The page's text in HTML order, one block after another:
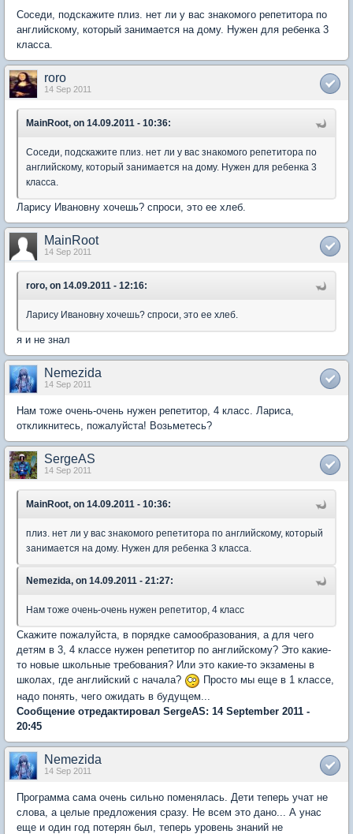
Соседи, подскажите плиз. нет ли у вас знакомого репетитора по
английскому, который занимается на дому. Нужен для ребенка 3
класса.
roro
14 Sep 2011
MainRoot, on 14.09.2011 - 10:36:
Соседи, подскажите плиз. нет ли у вас знакомого репетитора по
английскому, который занимается на дому. Нужен для ребенка 3
класса.
Ларису Ивановну хочешь? спроси, это ее хлеб.
MainRoot
14 Sep 2011
roro, on 14.09.2011 - 12:16:
Ларису Ивановну хочешь? спроси, это ее хлеб.
я и не знал
Nemezida
14 Sep 2011
Нам тоже очень-очень нужен репетитор, 4 класс. Лариса,
откликнитесь, пожалуйста! Возьметесь?
SergeAS
14 Sep 2011
MainRoot, on 14.09.2011 - 10:36:
плиз. нет ли у вас знакомого репетитора по английскому, который
занимается на дому. Нужен для ребенка 3 класса.
Nemezida, on 14.09.2011 - 21:27:
Нам тоже очень-очень нужен репетитор, 4 класс
Скажите пожалуйста, в порядке самообразования, а для чего
детям в 3, 4 классе нужен репетитор по английскому? Это какие-
то новые школьные требования? Или это какие-то экзамены в
школах, где английский с начала?
Просто мы еще в 1 классе,
надо понять, чего ожидать в будущем...
Сообщение отредактировал SergeAS: 14 September 2011 -
20:45
Nemezida
14 Sep 2011
Программа сама очень сильно поменялась. Дети теперь учат не
слова, а целые предложения сразу. Не всем это дано... А унас
еще и один год потерян был, теперь уровень знаний не